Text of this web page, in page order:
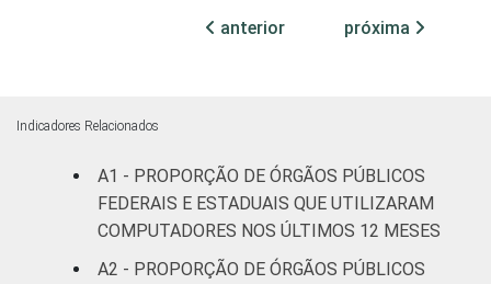
¹ Base: 1.586 órgãos públicos federais e
2013.
anterior próxima
Indicadores Relacionados
A1 - PROPORÇÃO DE ÓRGÃOS PÚBLICOS
FEDERAIS E ESTADUAIS QUE UTILIZARAM
COMPUTADORES NOS ÚLTIMOS 12 MESES
A2 - PROPORÇÃO DE ÓRGÃOS PÚBLICOS